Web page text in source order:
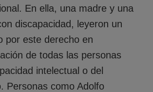
En ella, una madre y una
discapacidad, leyeron un
por este derecho en
de todas las personas
intelectual o del
Personas como Adolfo